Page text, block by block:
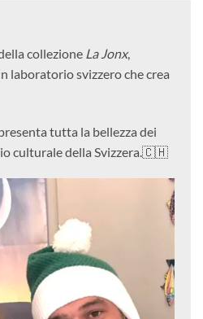
collezione La Jonx,
laboratorio svizzero che crea
tutta la bellezza dei
culturale della Svizzera.🇨🇭